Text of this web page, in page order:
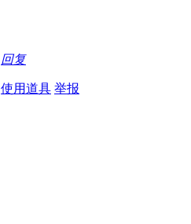
回复
使用道具 举报